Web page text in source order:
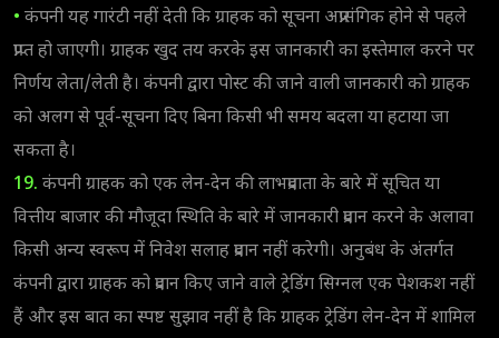
• कंपनी यह गारंटी नहीं देती कि ग्राहक को सूचना अप्रासंगिक होने से पहले
प्राप्त हो जाएगी। ग्राहक खुद तय करके इस जानकारी का इस्तेमाल करने पर
निर्णय लेता/लेती है। कंपनी द्वारा पोस्ट की जाने वाली जानकारी को ग्राहक
को अलग से पूर्व-सूचना दिए बिना किसी भी समय बदला या हटाया जा
सकता है।
19. कंपनी ग्राहक को एक लेन-देन की लाभप्रदाता के बारे में सूचित या
वित्तीय बाजार की मौजूदा स्थिति के बारे में जानकारी प्रदान करने के अलावा
किसी अन्य स्वरूप में निवेश सलाह प्रदान नहीं करेगी। अनुबंध के अंतर्गत
कंपनी द्वारा ग्राहक को प्रदान किए जाने वाले ट्रेडिंग सिग्नल एक पेशकश नहीं
हैं और इस बात का स्पष्ट सुझाव नहीं है कि ग्राहक ट्रेडिंग लेन-देन में शामिल